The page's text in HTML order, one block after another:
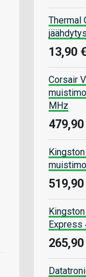
Thermal
13,90 €
Corsair
MHz
Express